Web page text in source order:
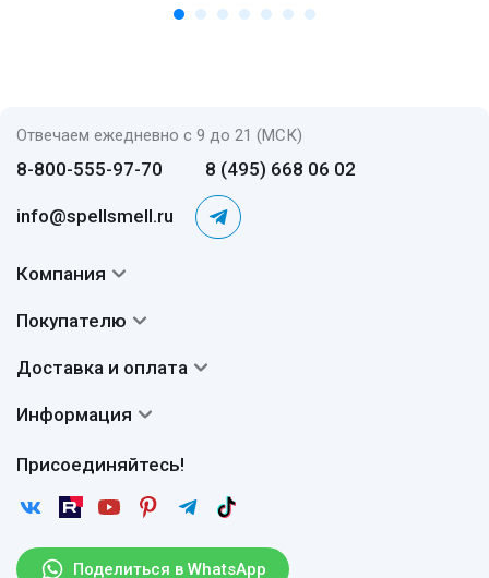
Отвечаем ежедневно с 9 до 21 (МСК)
8-800-555-97-70 8 (495) 668 06 02
info@spellsmell.ru
Поделиться в WhatsApp
Присоединяйтесь!
Компания
Авторы
Сертификаты
Покупателю
Вопросы и ответы
Отзывы
Рассылка
Доставка и оплата
Доставка
Возврат
Информация
Пользовательское соглашение
Защита персональных данных